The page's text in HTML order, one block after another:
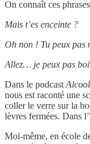
On connaît ces
Mais t’es enceinte ?
Oh non ! Tu peux pas
Allez… je peux pas
Dans le podcast
nous est raconté une
coller le verre sur la
lèvres fermées. Dans
Moi-même, en école